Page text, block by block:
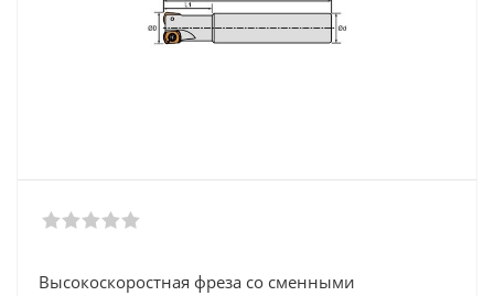
Высокоскоростная фреза со сменными